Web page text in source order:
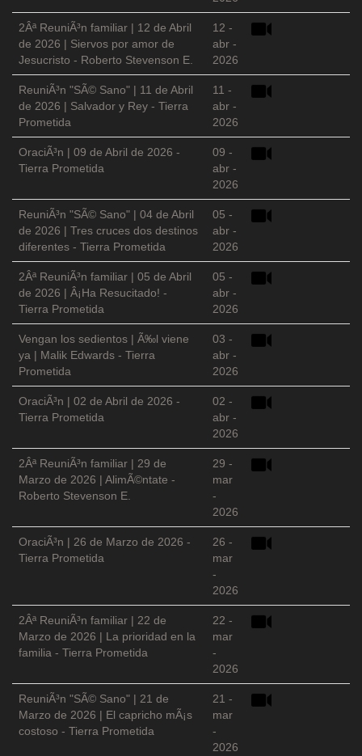
2Âª ReuniÃ³n familiar | 12 de Abril
de 2026 | Siervos por amor de
Jesucristo - Roberto Stevenson E.
12 -
abr -
2026
ReuniÃ³n "SÃ© Sano" | 11 de Abril
de 2026 | Salvador y Rey - Tierra
Prometida
11 -
abr -
2026
OraciÃ³n | 09 de Abril de 2026 -
Tierra Prometida
09 -
abr -
2026
ReuniÃ³n "SÃ© Sano" | 04 de Abril
de 2026 | Tres cruces dos destinos
diferentes - Tierra Prometida
05 -
abr -
2026
2Âª ReuniÃ³n familiar | 05 de Abril
de 2026 | Â¡Ha Resucitado! -
Tierra Prometida
05 -
abr -
2026
Vengan los sedientos | Ã‰l viene
ya | Malik Edwards - Tierra
Prometida
03 -
abr -
2026
OraciÃ³n | 02 de Abril de 2026 -
Tierra Prometida
02 -
abr -
2026
2Âª ReuniÃ³n familiar | 29 de
Marzo de 2026 | AlimÃ©ntate -
Roberto Stevenson E.
29 -
mar
-
2026
OraciÃ³n | 26 de Marzo de 2026 -
Tierra Prometida
26 -
mar
-
2026
2Âª ReuniÃ³n familiar | 22 de
Marzo de 2026 | La prioridad en la
familia - Tierra Prometida
22 -
mar
-
2026
ReuniÃ³n "SÃ© Sano" | 21 de
Marzo de 2026 | El capricho mÃ¡s
costoso - Tierra Prometida
21 -
mar
-
2026